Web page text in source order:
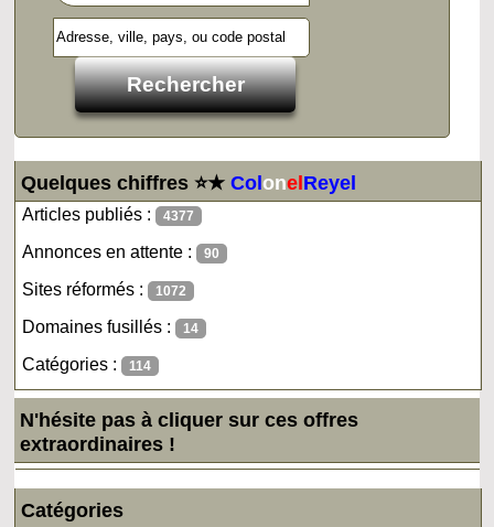
Quelques chiffres ⭐★ColonelReyel
Articles publiés : 4377
Annonces en attente : 90
Sites réformés : 1072
Domaines fusillés : 14
Catégories : 114
N'hésite pas à cliquer sur ces offres
extraordinaires !
Catégories